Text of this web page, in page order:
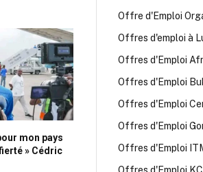
mon pays
» Cédric
Offre d'Emploi
Offres d'emploi à
Offres d'Emploi
Offres d'Emploi
Offres d'Emploi
Offres d'Emploi
Offres d'Emploi
Offres d'Emploi